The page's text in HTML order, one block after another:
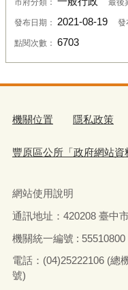
發布日期： 2021-08-19 發
點閱次數： 6703
機關位置 隱私政策
豐原區公所「政府網站資
網站使用說明
通訊地址： 420208 臺中
機關統一編號 : 55510800
電話： (04)25222106 (總
號)